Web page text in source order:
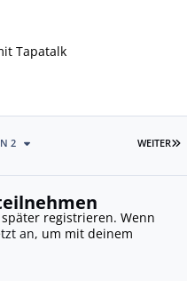
Tapatalk
WEITER
2
registrieren. Wenn
an, um mit deinem